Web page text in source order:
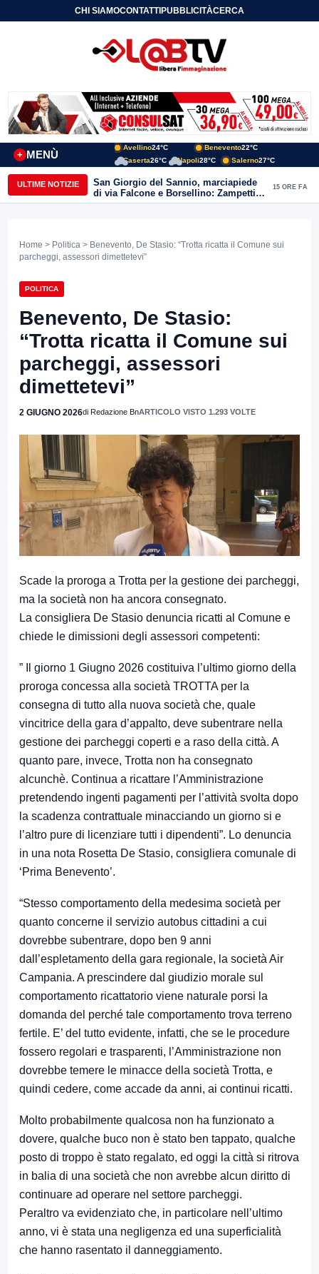
CHI SIAMOCONTATTIPUBBLICITÀCERCA
MENÙ
+
Avellino24°C Benevento22°C
Caserta26°C Napoli28°C Salerno27°C
ULTIME NOTIZIE
San Giorgio del Sannio, marciapiede
di via Falcone e Borsellino: Zampetti e
Lombardi replicano alle polemiche
15 ORE FA
Home > Politica > Benevento, De Stasio: “Trotta ricatta il Comune sui
parcheggi, assessori dimettetevi”
POLITICA
Benevento, De Stasio:
“Trotta ricatta il Comune sui
parcheggi, assessori
dimettetevi”
2 GIUGNO 2026di Redazione BnARTICOLO VISTO 1.293 VOLTE
Scade la proroga a Trotta per la gestione dei parcheggi,
ma la società non ha ancora consegnato.
La consigliera De Stasio denuncia ricatti al Comune e
chiede le dimissioni degli assessori competenti:
” Il giorno 1 Giugno 2026 costituiva l’ultimo giorno della
proroga concessa alla società TROTTA per la
consegna di tutto alla nuova società che, quale
vincitrice della gara d’appalto, deve subentrare nella
gestione dei parcheggi coperti e a raso della città. A
quanto pare, invece, Trotta non ha consegnato
alcunchè. Continua a ricattare l’Amministrazione
pretendendo ingenti pagamenti per l’attività svolta dopo
la scadenza contrattuale minacciando un giorno si e
l’altro pure di licenziare tutti i dipendenti”. Lo denuncia
in una nota Rosetta De Stasio, consigliera comunale di
‘Prima Benevento’.
“Stesso comportamento della medesima società per
quanto concerne il servizio autobus cittadini a cui
dovrebbe subentrare, dopo ben 9 anni
dall’espletamento della gara regionale, la società Air
Campania. A prescindere dal giudizio morale sul
comportamento ricattatorio viene naturale porsi la
domanda del perché tale comportamento trova terreno
fertile. E’ del tutto evidente, infatti, che se le procedure
fossero regolari e trasparenti, l’Amministrazione non
dovrebbe temere le minacce della società Trotta, e
quindi cedere, come accade da anni, ai continui ricatti.
Molto probabilmente qualcosa non ha funzionato a
dovere, qualche buco non è stato ben tappato, qualche
posto di troppo è stato regalato, ed oggi la città si ritrova
in balia di una società che non avrebbe alcun diritto di
continuare ad operare nel settore parcheggi.
Peraltro va evidenziato che, in particolare nell’ultimo
anno, vi è stata una negligenza ed una superficialità
che hanno rasentato il danneggiamento.